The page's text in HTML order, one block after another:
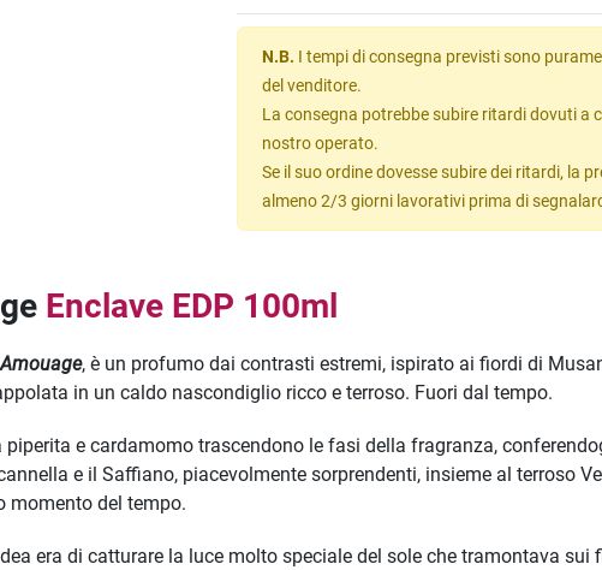
N.B. I tempi di consegna previsti sono
del venditore.
La consegna potrebbe subire ritardi dovuti a
nostro operato.
Se il suo ordine dovesse subire dei ritardi, la
almeno 2/3 giorni lavorativi prima di
Enclave EDP 100ml
, è un profumo dai contrasti estremi, ispirato ai fiordi di
in un caldo nascondiglio ricco e terroso. Fuori dal tempo.
e cardamomo trascendono le fasi della fragranza,
e il Saffiano, piacevolmente sorprendenti, insieme al terroso
momento del tempo.
era di catturare la luce molto speciale del sole che tramontava